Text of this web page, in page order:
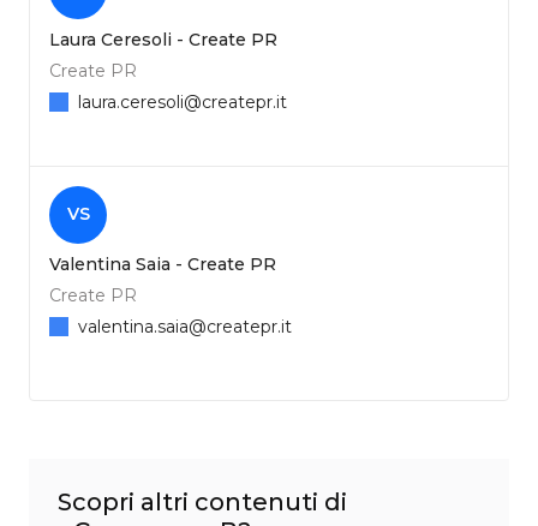
Laura Ceresoli - Create PR
Create PR
laura.ceresoli@createpr.it
VS
Valentina Saia - Create PR
Create PR
valentina.saia@createpr.it
Scopri altri contenuti di